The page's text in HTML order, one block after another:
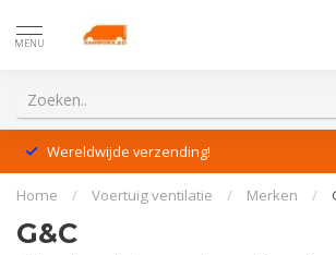
MENU
Wereldwijde verzending!
Home / Voertuig ventilatie / Merken /
G&C